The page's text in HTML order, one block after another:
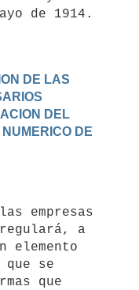
de 1914.
DE LAS
DEL
DE
a
elemento
que se
que